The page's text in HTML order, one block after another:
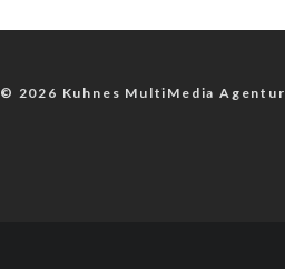
© 2026 Kuhnes MultiMedia Agentur